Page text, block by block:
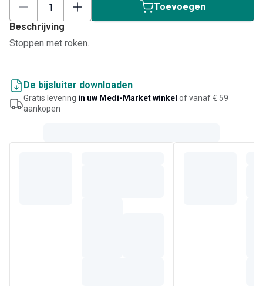
Toevoegen
Beschrijving
Stoppen met roken.
De bijsluiter downloaden
Gratis levering in uw Medi-Market winkel of vanaf € 59
aankopen